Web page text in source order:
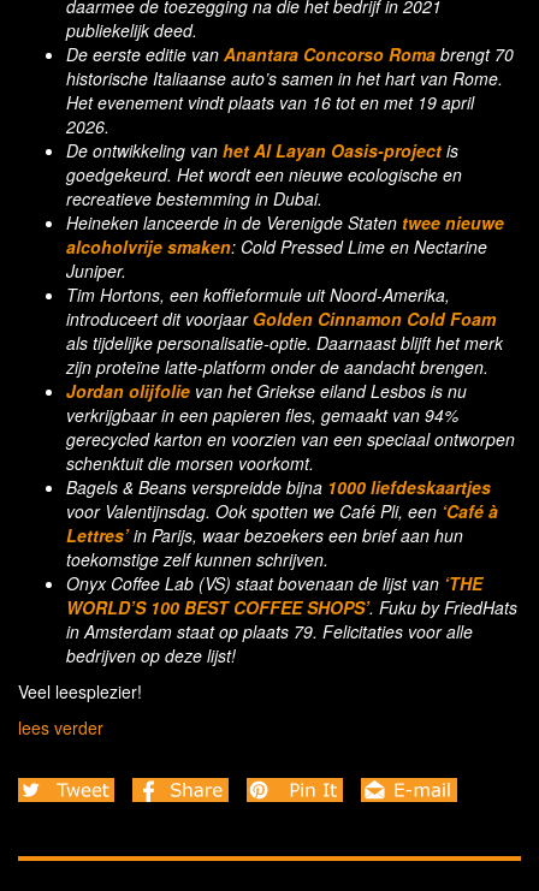
daarmee de toezegging na die het bedrijf in 2021
publiekelijk deed.
De eerste editie van Anantara Concorso Roma brengt 70
historische Italiaanse auto’s samen in het hart van Rome.
Het evenement vindt plaats van 16 tot en met 19 april
2026.
De ontwikkeling van het Al Layan Oasis-project is
goedgekeurd. Het wordt een nieuwe ecologische en
recreatieve bestemming in Dubai.
Heineken lanceerde in de Verenigde Staten twee nieuwe
alcoholvrije smaken: Cold Pressed Lime en Nectarine
Juniper.
Tim Hortons, een koffieformule uit Noord-Amerika,
introduceert dit voorjaar Golden Cinnamon Cold Foam
als tijdelijke personalisatie-optie. Daarnaast blijft het merk
zijn proteïne latte-platform onder de aandacht brengen.
Jordan olijfolie van het Griekse eiland Lesbos is nu
verkrijgbaar in een papieren fles, gemaakt van 94%
gerecycled karton en voorzien van een speciaal ontworpen
schenktuit die morsen voorkomt.
Bagels & Beans verspreidde bijna 1000 liefdeskaartjes
voor Valentijnsdag. Ook spotten we Café Pli, een ‘Café à
Lettres’ in Parijs, waar bezoekers een brief aan hun
toekomstige zelf kunnen schrijven.
Onyx Coffee Lab (VS) staat bovenaan de lijst van ‘THE
WORLD’S 100 BEST COFFEE SHOPS’. Fuku by FriedHats
in Amsterdam staat op plaats 79. Felicitaties voor alle
bedrijven op deze lijst!
Veel leesplezier!
lees verder